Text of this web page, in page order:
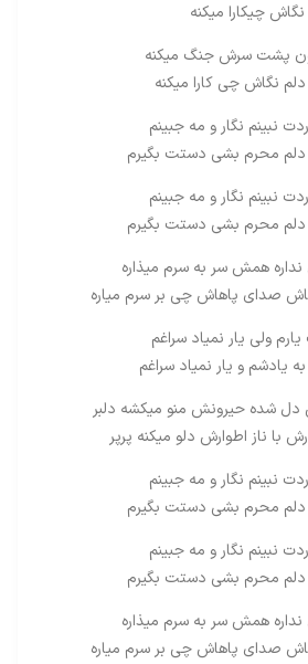
نگاش چیکارا میکنه
پشت سرش جنگ میکنه
نگاش چی کارا میکنه
نبینم نگار و مه جبینم
دلم محرم بشی دستت بگیرم
نبینم نگار و مه جبینم
دلم محرم بشی دستت بگیرم
نداره همش سر به سرم میذاره
صدای پاهاش چی بر سرم میاره
ولی یار نمیاد سراغم
یادشم و یار نمیاد سراغم
دل شده حیرونش منو میکشه دلبر
با ناز اطوارش دلو میکنه پرپر
نبینم نگار و مه جبینم
دلم محرم بشی دستت بگیرم
نبینم نگار و مه جبینم
دلم محرم بشی دستت بگیرم
نداره همش سر به سرم میذاره
صدای پاهاش چی بر سرم میاره